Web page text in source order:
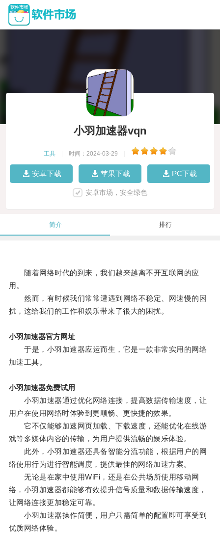
小羽加速器vqn
工具 时间：2024-03-29
安卓下载 苹果下载 PC下载
安卓市场，安全绿色
简介 排行
随着网络时代的到来，我们越来越离不开互联网的应
用。
然而，有时候我们常常遭遇到网络不稳定、网速慢的困
扰，这给我们的工作和娱乐带来了很大的困扰。
小羽加速器官方网址
于是，小羽加速器应运而生，它是一款非常实用的网络
加速工具。
小羽加速器免费试用
小羽加速器通过优化网络连接，提高数据传输速度，让
用户在使用网络时体验到更顺畅、更快捷的效果。
它不仅能够加速网页加载、下载速度，还能优化在线游
戏等多媒体内容的传输，为用户提供流畅的娱乐体验。
此外，小羽加速器还具备智能分流功能，根据用户的网
络使用行为进行智能调度，提供最佳的网络加速方案。
无论是在家中使用WiFi，还是在公共场所使用移动网
络，小羽加速器都能够有效提升信号质量和数据传输速度，
让网络连接更加稳定可靠。
小羽加速器操作简便，用户只需简单的配置即可享受到
优质网络体验。